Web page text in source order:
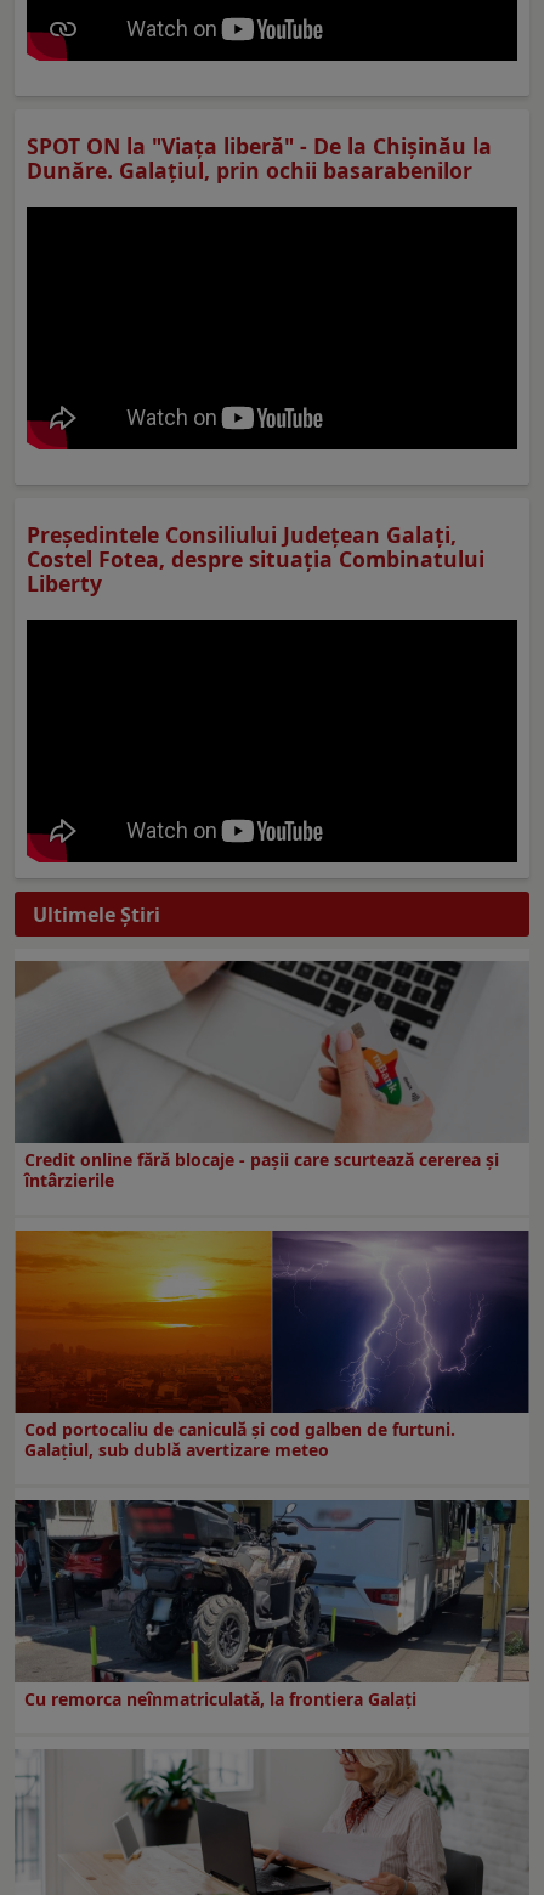
SPOT ON la "Viaţa liberă" - De la Chișinău la
Dunăre. Galațiul, prin ochii basarabenilor
Preşedintele Consiliului Judeţean Galaţi,
Costel Fotea, despre situaţia Combinatului
Liberty
Ultimele Ştiri
Credit online fără blocaje - pașii care scurtează cererea și
întârzierile
Cod portocaliu de caniculă și cod galben de furtuni.
Galațiul, sub dublă avertizare meteo
Cu remorca neînmatriculată, la frontiera Galați